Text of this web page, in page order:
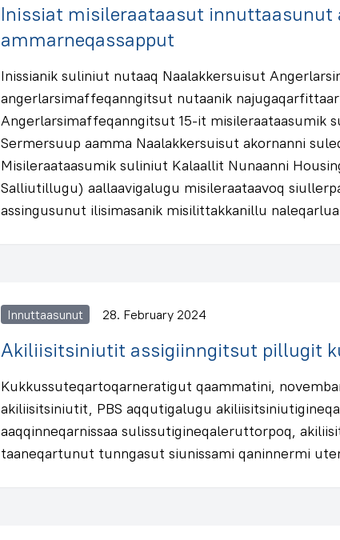
Inissiat misileraataasut
ammarneqassapput
Inissianik suliniut nutaaq Naalakkersuisut
angerlarsimaffeqanngitsut nutaanik
Angerlarsimaffeqanngitsut 15-it misileraataasumik
Sermersuup aamma Naalakkersuisut akornanni
Misileraataasumik suliniut Kalaallit Nunaanni
Salliutillugu) aallaavigalugu misileraataavoq
assingusunut ilisimasanik misilittakkanillu
Innuttaasunut 28. February 2024
Akiliisitsiniutit assigiinngitsut pillugit
Kukkussuteqartoqarneratigut qaammatini,
akiliisitsiniutit, PBS aqqutigalugu
aaqqinneqarnissaa sulissutigineqaleruttorpoq,
taaneqartunut tunngasut siunissami qaninnermi